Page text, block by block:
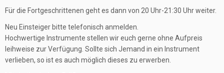
Für die Fortgeschrittenen geht es dann von 20 Uhr-21:30 Uhr weiter.
Neu Einsteiger bitte telefonisch anmelden.
Hochwertige Instrumente stellen wir euch gerne ohne Aufpreis
leihweise zur Verfügung. Sollte sich Jemand in ein Instrument
verlieben, so ist es auch möglich dieses zu erwerben.